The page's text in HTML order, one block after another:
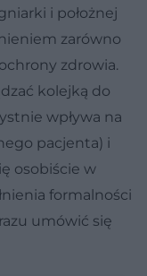
i położnej
zarówno
zdrowia.
kolejką do
wpływa na
pacjenta) i
osobiście w
formalności
umówić się